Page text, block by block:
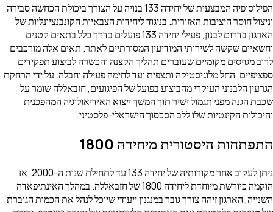
הפילוסופיה המבצעית של יחידה 133 בנויה על הצורך ביכולת הכחשה סבירה
וניצול חוסר היציבות האזורית. בניגוד ליחידות הצבאיות הקונבנציונליות של
הארגון בדרום לבנון, פעילי יחידה 133 פועלים בדרך כלל בתאים קטנים
וחשאיים שקשה לשירותי המודיעין המסורתיים לאתר. תאים אלה מורכבים
לרוב מגויסים מקומיים שעוברים תהליך הקצנה והכשרה לביצוע תפקידים
ספציפיים, החל מלוגיסטיקה ותצפית ועד לחימה פעילה וחבלה. על ידי הרחקת
הגרעין הלבנוני העיקרי מהביצוע בפועל של הפיגועים, חזבאללה שומר על
שכבת הגנה מפני תגמול ישיר תוך המשך ייצוא האידיאולוגיה המהפכנית
והיכולות הקינטיות שלו ללב הסכסוך הישראלי-פלסטיני.
התפתחות היסטורית מיחידה 1800
ניתן לעקוב אחר מקורותיה של יחידה 133 עד לתחילת שנות ה-2000, אז
הוקמה כיורשת מיוחדת ליחידה 1800 של חזבאללה. במהלך האינתיפאדה
השנייה, הארגון זיהה צורך גובר במנגנון ייעודי שיוכל לנהל את הכמות הגוברת